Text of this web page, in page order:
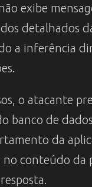
exibe
detalhados
a inferência
o atacante
banco de
da
no conteúdo da